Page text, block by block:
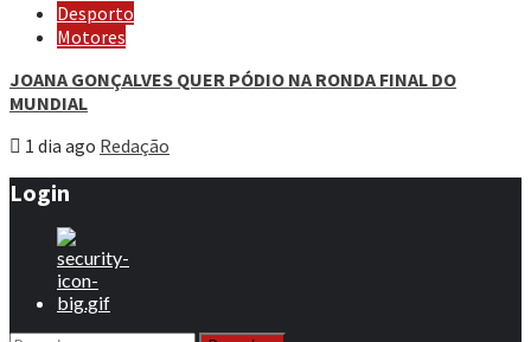
Desporto
Motores
JOANA GONÇALVES QUER PÓDIO NA RONDA FINAL DO
MUNDIAL
1 dia ago Redação
Login